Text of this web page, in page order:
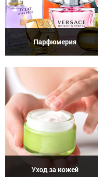
Парфюмерия
Уход за кожей